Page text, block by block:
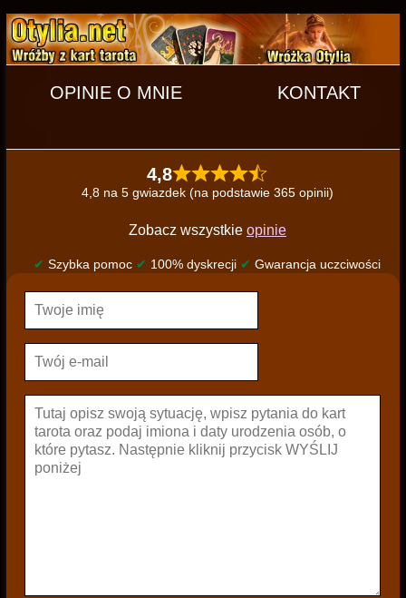
OPINIE O MNIE KONTAKT
4,8
4,8 na 5 gwiazdek (na podstawie 365 opinii)
Zobacz wszystkie opinie
✔ Szybka pomoc ✔ 100% dyskrecji ✔ Gwarancja uczciwości